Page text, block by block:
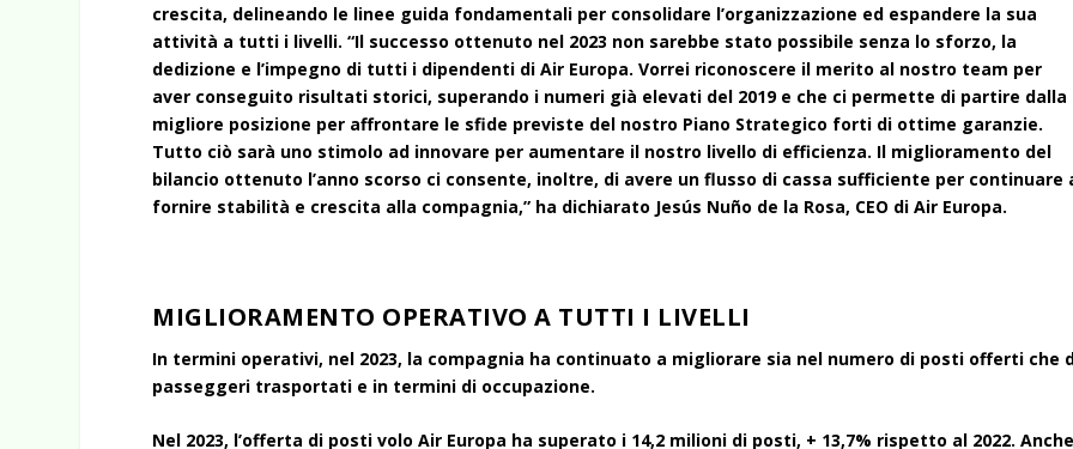
crescita, delineando le linee guida fondamentali per consolidare l’organizzazione ed espandere la sua
attività a tutti i livelli. “Il successo ottenuto nel 2023 non sarebbe stato possibile senza lo sforzo, la
dedizione e l’impegno di tutti i dipendenti di Air Europa. Vorrei riconoscere il merito al nostro team per
aver conseguito risultati storici, superando i numeri già elevati del 2019 e che ci permette di partire dalla
migliore posizione per affrontare le sfide previste del nostro Piano Strategico forti di ottime garanzie.
Tutto ciò sarà uno stimolo ad innovare per aumentare il nostro livello di efficienza. Il miglioramento del
bilancio ottenuto l’anno scorso ci consente, inoltre, di avere un flusso di cassa sufficiente per continuare
fornire stabilità e crescita alla compagnia,” ha dichiarato Jesús Nuño de la Rosa, CEO di Air Europa.
MIGLIORAMENTO OPERATIVO A TUTTI I LIVELLI
In termini operativi, nel 2023, la compagnia ha continuato a migliorare sia nel numero di posti offerti che
passeggeri trasportati e in termini di occupazione.
Nel 2023, l’offerta di posti volo Air Europa ha superato i 14,2 milioni di posti, + 13,7% rispetto al 2022.